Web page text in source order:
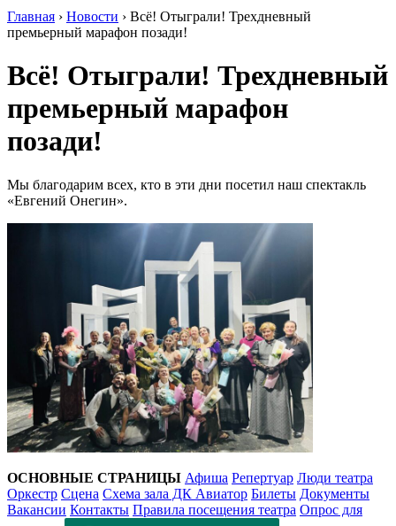
Главная › Новости › Всё! Отыграли! Трехдневный
премьерный марафон позади!
Всё! Отыграли! Трехдневный
премьерный марафон
позади!
Мы благодарим всех, кто в эти дни посетил наш спектакль
«Евгений Онегин».
ОСНОВНЫЕ СТРАНИЦЫ Афиша Репертуар Люди театра
Оркестр Сцена Схема зала ДК Авиатор Билеты Документы
Вакансии Контакты Правила посещения театра Опрос для